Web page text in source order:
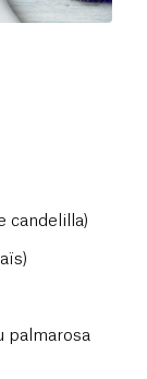
candelilla)
palmarosa